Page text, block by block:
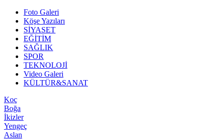
Foto Galeri
Köşe Yazıları
SİYASET
EĞİTİM
SAĞLIK
SPOR
TEKNOLOJİ
Video Galeri
KÜLTÜR&SANAT
Koç
Boğa
İkizler
Yengeç
Aslan